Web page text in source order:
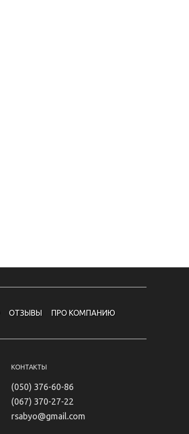
ОТЗЫВЫ ПРО КОМПАНИЮ
КОНТАКТЫ
(050) 376-60-86
(067) 370-27-22
rsabyo@gmail.com